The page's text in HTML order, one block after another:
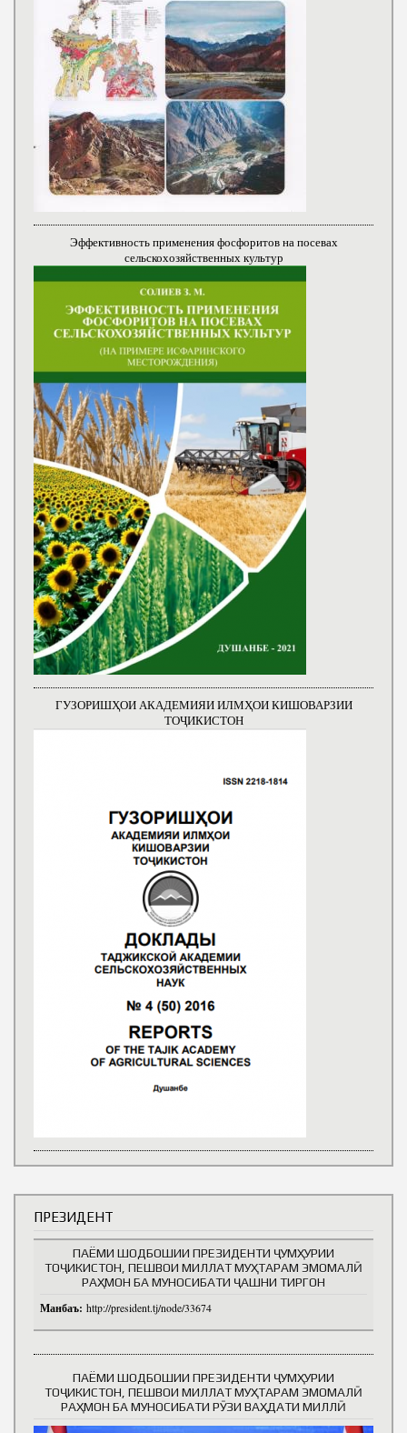
Эффективность применения фосфоритов на посевах
сельскохозяйственных культур
ГУЗОРИШҲОИ АКАДЕМИЯИ ИЛМҲОИ КИШОВАРЗИИ
ТОҶИКИСТОН
ПРЕЗИДЕНТ
ПАЁМИ ШОДБОШИИ ПРЕЗИДЕНТИ ҶУМҲУРИИ
ТОҶИКИСТОН, ПЕШВОИ МИЛЛАТ МУҲТАРАМ ЭМОМАЛӢ
РАҲМОН БА МУНОСИБАТИ ҶАШНИ ТИРГОН
Манбаъ: http://president.tj/node/33674
ПАЁМИ ШОДБОШИИ ПРЕЗИДЕНТИ ҶУМҲУРИИ
ТОҶИКИСТОН, ПЕШВОИ МИЛЛАТ МУҲТАРАМ ЭМОМАЛӢ
РАҲМОН БА МУНОСИБАТИ РӮЗИ ВАҲДАТИ МИЛЛӢ